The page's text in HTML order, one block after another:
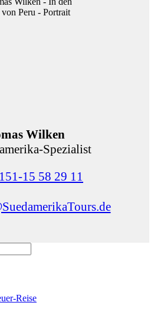
Wilken
Spezialist
15 58 29 11
Reise